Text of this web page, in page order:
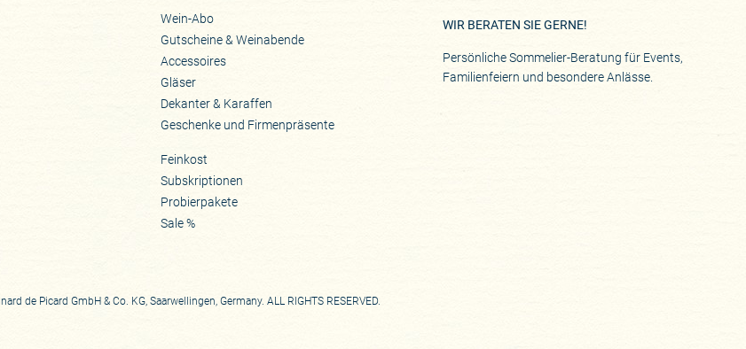
Wein-Abo
Gutscheine & Weinabende
Accessoires
Gläser
Dekanter & Karaffen
Geschenke und Firmenpräsente
Feinkost
Subskriptionen
Probierpakete
Sale %
WIR BERATEN SIE GERNE!
Persönliche Sommelier-Beratung für Events,
Familienfeiern und besondere Anlässe.
de Picard GmbH & Co. KG, Saarwellingen, Germany. ALL RIGHTS RESERVED.